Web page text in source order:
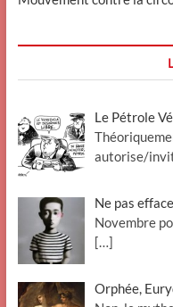
Le Pétrole
autorise/
Ne pas
Novembre
[…]
Orphée,